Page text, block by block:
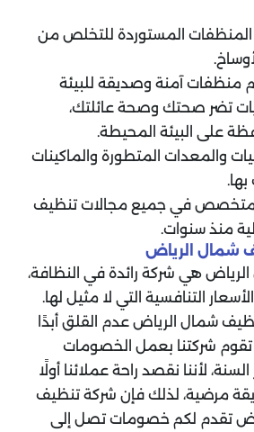
المنظفات المستوردة للتخلص من
منظفات آمنة وصديقة للبيئة
تضر صحتك وصحة عائلتك،
على البيئة المحيطة.
والمعدات المتطورة والماكينات
متخصص في جميع مجالات تنظيف
منذ سنوات.
شمال الرياض
هي شركة رائدة في النظافة،
التنافسية التي لا مثيل لها.
شمال الرياض عدم القلق أبدًا
تقوم شركتنا بعمل الخصومات
لأننا نقصد راحة عملائنا أولًا
مرضية، لذلك فإن شركة تنظيف
تقدم لكم خصومات تصل إلى